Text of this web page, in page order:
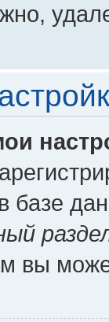
базе
вы